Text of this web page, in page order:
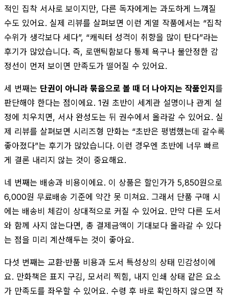
적인 집착 서사로 보이지만, 다른 독자에게는 과도하게 느껴질
수도 있어요. 실제 리뷰를 살펴보면 이런 계열 작품에서는 “집착
수위가 생각보다 세다”, “캐릭터 성격이 취향을 많이 탄다”라는
후기가 많았습니다. 즉, 로맨틱함보다 통제 욕구나 불안정한 감
정선이 먼저 보이면 만족도가 떨어질 수 있어요.
세 번째는 단권이 아니라 묶음으로 볼 때 더 나아지는 작품인지를
판단해야 한다는 점이에요. 1권 초반이 세계관 설명이나 관계 설
정에 치우치면, 서사 완성도는 뒤 권수에서 올라갈 수 있어요. 실
제 리뷰를 살펴보면 시리즈형 만화는 “초반은 평범했는데 갈수록
좋아졌다”는 후기가 많았습니다. 이런 경우엔 초반에 너무 빠르
게 결론 내리지 않는 것이 중요해요.
네 번째는 배송과 비용이에요. 이 상품은 할인가가 5,850원으로
6,000원 무료배송 기준에 약간 못 미쳐요. 그래서 단품 구매 시
에는 배송비 체감이 상대적으로 커질 수 있어요. 만약 다른 도서
와 함께 사지 않는다면, 총 결제금액이 기대보다 올라갈 수 있다
는 점을 미리 계산해두는 것이 좋아요.
다섯 번째는 교환·반품 비용과 도서 특성상의 상태 민감성이에
요. 만화책은 표지 구김, 모서리 찍힘, 내지 인쇄 상태 같은 요소
가 만족도를 좌우할 수 있어요. 수령 후 바로 확인하지 않으면 작